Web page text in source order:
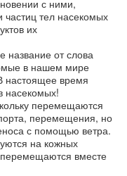
с ними,
частиц тел насекомых
их
название от слова
в нашем мире
настоящее время
насекомых!
перемещаются
перемещения, но
с помощью ветра.
на кожных
вместе